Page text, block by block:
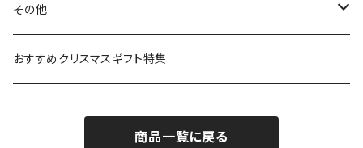
ガラスウェア
カトラリー
ピーターラビット
ポケットモンスター
LAURA ASHLEY(ローラ アシュレイ)
Finlayson(フィンレイソン)
Cecera(セセラ)
CELEC(セレック)
さざなみ
吉祥
その他
リサイクル食器
おすすめクリスマスギフト特集
商品一覧に戻る